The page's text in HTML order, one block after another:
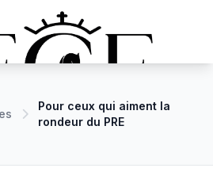
Pour ceux qui aiment la
rondeur du PRE